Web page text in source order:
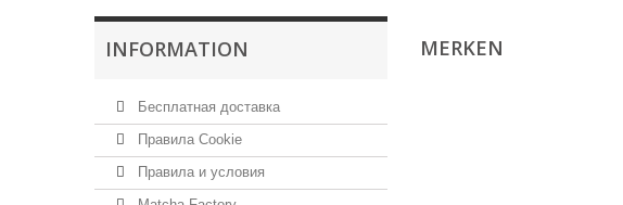
INFORMATION
Бесплатная доставка
Правила Cookie
Правила и условия
MERKEN